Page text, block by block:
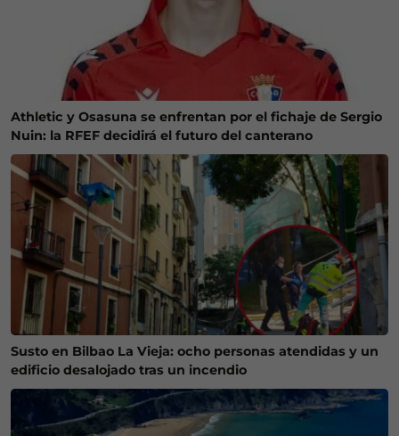
Athletic y Osasuna se enfrentan por el fichaje de Sergio
Nuin: la RFEF decidirá el futuro del canterano
Susto en Bilbao La Vieja: ocho personas atendidas y un
edificio desalojado tras un incendio